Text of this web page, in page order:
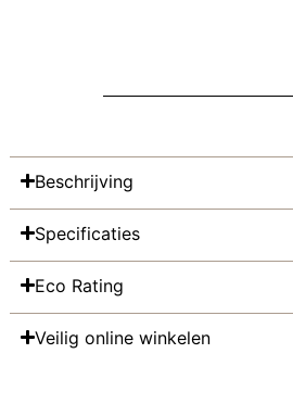
Beschrijving
Specificaties
Eco Rating
Veilig online winkelen